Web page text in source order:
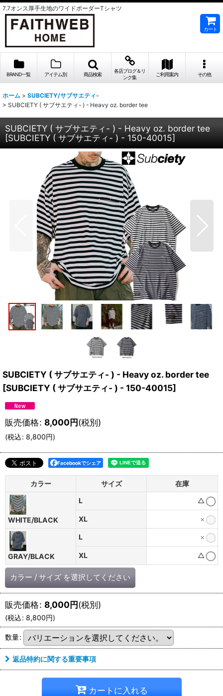
7.7オンス厚手生地のワイドボーダーTシャツ
カート
BRAND一覧 アイテム別 商品検索
各店ブログ＆リ
ンク集
ご利用案内 その他
ホーム > SUBCIETY/サブサエティ-
> SUBCIETY ( サブサエティ- ) - Heavy oz. border tee
SUBCIETY ( サブサエティ- ) - Heavy oz. border tee
[SUBCIETY ( サブサエティ- ) - 150-40015]
SUBCIETY ( サブサエティ- ) - Heavy oz. border tee
[SUBCIETY ( サブサエティ- ) - 150-40015]
販売価格: 8,000円(税別)
(税込: 8,800円)
Facebookでシェア
カラー サイズ 在庫
WHITE/BLACK
L △
XL ×
GRAY/BLACK
L ×
XL △
カラー / サイズ を選択してください
販売価格: 8,000円(税別)
(税込: 8,800円)
数量:
返品特約に関する重要事項
カートに入れる